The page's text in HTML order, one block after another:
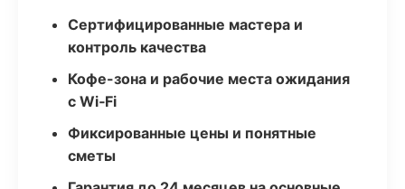
Сертифицированные мастера и
контроль качества
Кофе-зона и рабочие места ожидания
с Wi‑Fi
Фиксированные цены и понятные
сметы